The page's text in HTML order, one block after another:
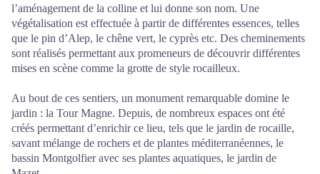
l’aménagement de la colline et lui donne son nom. Une
végétalisation est effectuée à partir de différentes essences, telles
que le pin d’Alep, le chêne vert, le cyprès etc. Des cheminements
sont réalisés permettant aux promeneurs de découvrir différentes
mises en scène comme la grotte de style rocailleux.
Au bout de ces sentiers, un monument remarquable domine le
jardin : la Tour Magne. Depuis, de nombreux espaces ont été
créés permettant d’enrichir ce lieu, tels que le jardin de rocaille,
savant mélange de rochers et de plantes méditerranéennes, le
bassin Montgolfier avec ses plantes aquatiques, le jardin de